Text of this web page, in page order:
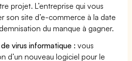
projet. L’entreprise qui vous
son site d’e-commerce à la date
du manque à gagner.
virus informatique : vous
d’un nouveau logiciel pour le